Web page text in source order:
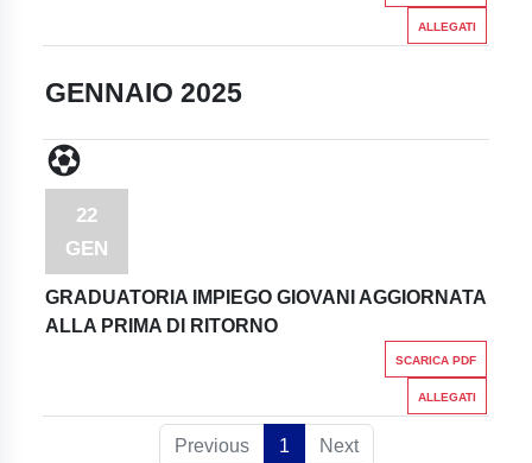
ALLEGATI
GENNAIO 2025
22
GEN
GRADUATORIA IMPIEGO GIOVANI AGGIORNATA
ALLA PRIMA DI RITORNO
SCARICA PDF
ALLEGATI
Previous 1 Next